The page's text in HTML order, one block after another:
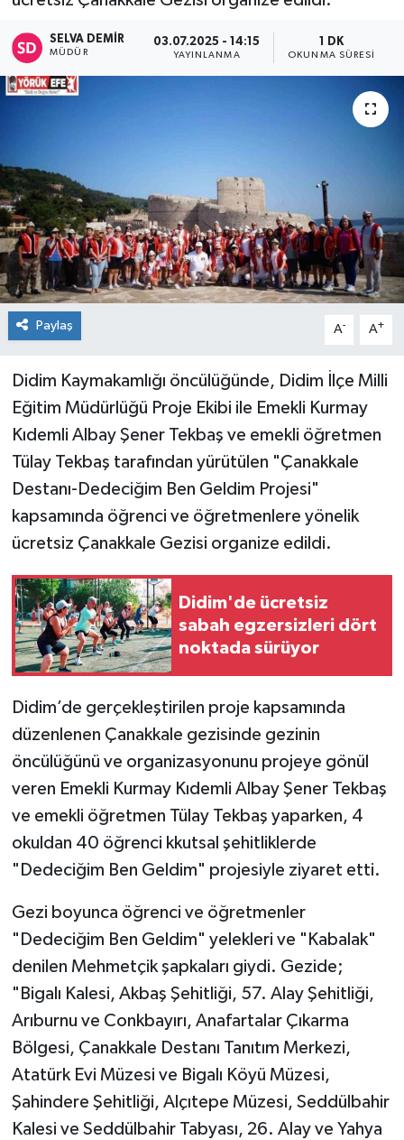
SELVA DEMIR
MÜDÜR
03.07.2025 - 14:15
YAYINLANMA
1 DK
OKUNMA SÜRESI
Paylaş A- A+
Didim Kaymakamlığı öncülüğünde, Didim İlçe Milli
Eğitim Müdürlüğü Proje Ekibi ile Emekli Kurmay
Kıdemli Albay Şener Tekbaş ve emekli öğretmen
Tülay Tekbaş tarafından yürütülen "Çanakkale
Destanı-Dedeciğim Ben Geldim Projesi"
kapsamında öğrenci ve öğretmenlere yönelik
ücretsiz Çanakkale Gezisi organize edildi.
Didim'de ücretsiz
sabah egzersizleri dört
noktada sürüyor
Didim’de gerçekleştirilen proje kapsamında
düzenlenen Çanakkale gezisinde gezinin
öncülüğünü ve organizasyonunu projeye gönül
veren Emekli Kurmay Kıdemli Albay Şener Tekbaş
ve emekli öğretmen Tülay Tekbaş yaparken, 4
okuldan 40 öğrenci kkutsal şehitliklerde
"Dedeciğim Ben Geldim" projesiyle ziyaret etti.
Gezi boyunca öğrenci ve öğretmenler
"Dedeciğim Ben Geldim" yelekleri ve "Kabalak"
denilen Mehmetçik şapkaları giydi. Gezide;
"Bigalı Kalesi, Akbaş Şehitliği, 57. Alay Şehitliği,
Arıburnu ve Conkbayırı, Anafartalar Çıkarma
Bölgesi, Çanakkale Destanı Tanıtım Merkezi,
Atatürk Evi Müzesi ve Bigalı Köyü Müzesi,
Şahindere Şehitliği, Alçıtepe Müzesi, Seddülbahir
Kalesi ve Seddülbahir Tabyası, 26. Alay ve Yahya